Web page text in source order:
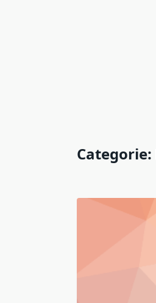
Categorie: